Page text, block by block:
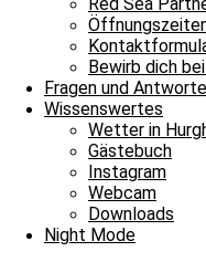
Bewirb dich
Fragen und
Wissenswertes
Wetter in
Gästebuch
Instagram
Webcam
Downloads
Night Mode